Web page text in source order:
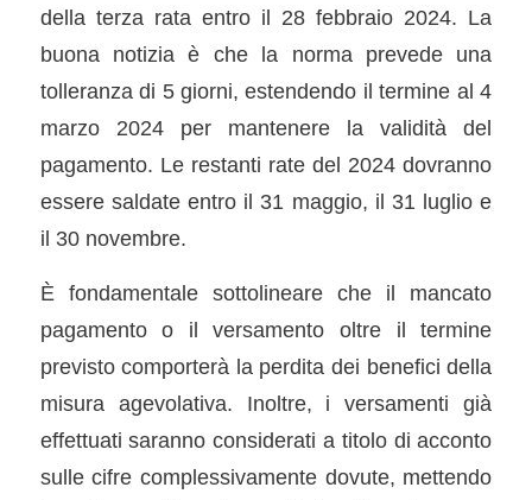
della terza rata entro il 28 febbraio 2024. La
buona notizia è che la norma prevede una
tolleranza di 5 giorni, estendendo il termine al 4
marzo 2024 per mantenere la validità del
pagamento. Le restanti rate del 2024 dovranno
essere saldate entro il 31 maggio, il 31 luglio e
il 30 novembre.
È fondamentale sottolineare che il mancato
pagamento o il versamento oltre il termine
previsto comporterà la perdita dei benefici della
misura agevolativa. Inoltre, i versamenti già
effettuati saranno considerati a titolo di acconto
sulle cifre complessivamente dovute, mettendo